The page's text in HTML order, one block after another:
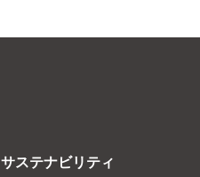
サステナビリティ